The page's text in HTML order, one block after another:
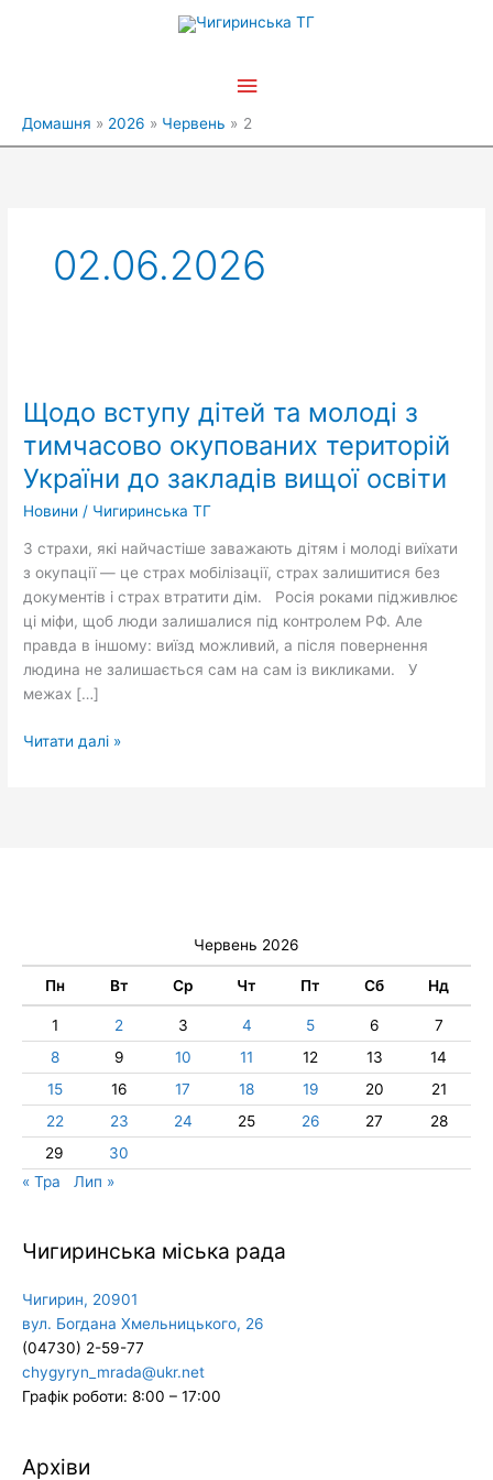
Головне
Домашня 2026 Червень 2
02.06.2026
Щодо вступу дітей та молоді з
тимчасово окупованих територій
України до закладів вищої освіти
Новини / Чигиринська ТГ
3 страхи, які найчастіше заважають дітям і молоді виїхати
з окупації — це страх мобілізації, страх залишитися без
документів і страх втратити дім. Росія роками підживлює
ці міфи, щоб люди залишалися під контролем РФ. Але
правда в іншому: виїзд можливий, а після повернення
людина не залишається сам на сам із викликами. У
межах […]
дітей
молоді
з
тимчасово
територій
України
до
закладів
вищої
освіти
Читати далі »
Червень 2026
Пн Вт Ср Чт Пт Сб Нд
1 2 3 4 5 6
7
8
9 10 11 12 13
14
15
16 17 18 19 20
21
22
23 24 25 26 27
28
29
30
« Тра
Лип »
Чигиринська міська рада
Чигирин, 20901
вул. Богдана Хмельницького, 26
(04730) 2-59-77
chygyryn_mrada@ukr.net
Графік роботи: 8:00 – 17:00
Архіви
Архіви